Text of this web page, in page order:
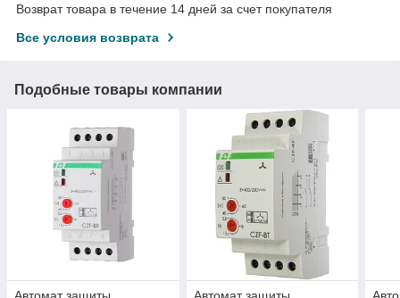
Возврат товара в течение 14 дней за счет покупателя
Все условия возврата
Подобные товары компании